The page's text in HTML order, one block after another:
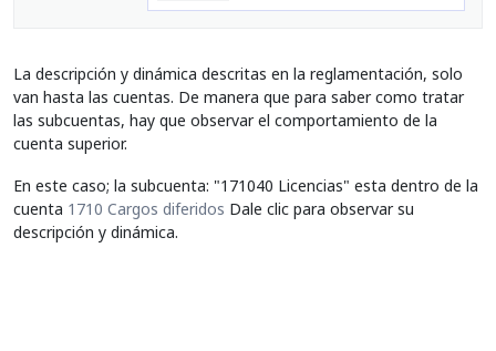
La descripción y dinámica descritas en la reglamentación, solo
van hasta las cuentas. De manera que para saber como tratar
las subcuentas, hay que observar el comportamiento de la
cuenta superior.
En este caso; la subcuenta: "171040 Licencias" esta dentro de la
cuenta 1710 Cargos diferidos Dale clic para observar su
descripción y dinámica.